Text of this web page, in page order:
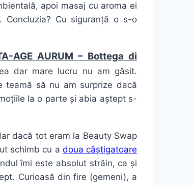
apoi masaj cu aroma ei
Cu siguranță o s-o
AGE AURUM – Bottega di
dar mare lucru nu am găsit.
să nu am surprize dacă
la o parte și abia aștept s-
dacă tot eram la Beauty Swap
schimb cu a doua câștigatoare
îmi este absolut străin, ca și
Curioasă din fire (gemeni), a